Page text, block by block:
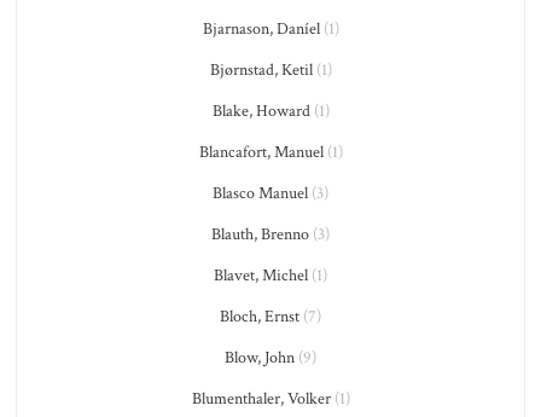
Bjarnason, Daníel(1)
Bjørnstad, Ketil(1)
Blake, Howard(1)
Blancafort, Manuel(1)
Blasco Manuel (3)
Blauth, Brenno (3)
Blavet, Michel (1)
Bloch, Ernst (7)
Blow, John (9)
Blumenthaler, Volker(1)